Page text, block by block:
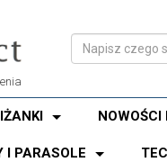
NOWOŚCI
I PARASOLE